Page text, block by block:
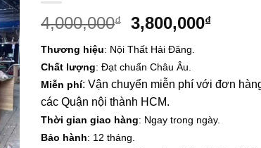
4,000,000₫
Giá
là:
4,000,000₫.
3,800,000₫Giá
Thương hiệu: Nội Thất Hải Đăng.
Chất lượng: Đạt chuẩn Châu Âu.
Miễn phí: Vận chuyển miễn phí với đơn
các Quận nội thành HCM.
Thời gian giao hàng: Ngay trong ngày.
Bảo hành: 12 tháng.